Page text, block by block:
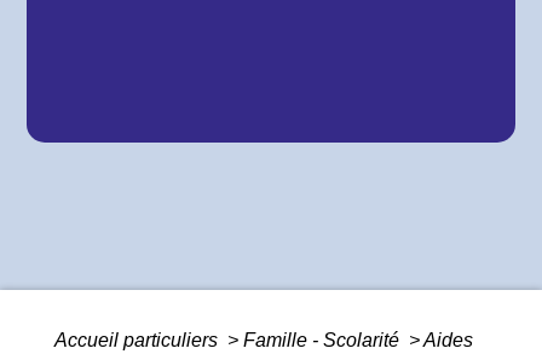
Accueil particuliers > Famille - Scolarité >Aides